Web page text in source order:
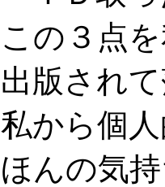
この３点
出版され
私から個
ほんの気